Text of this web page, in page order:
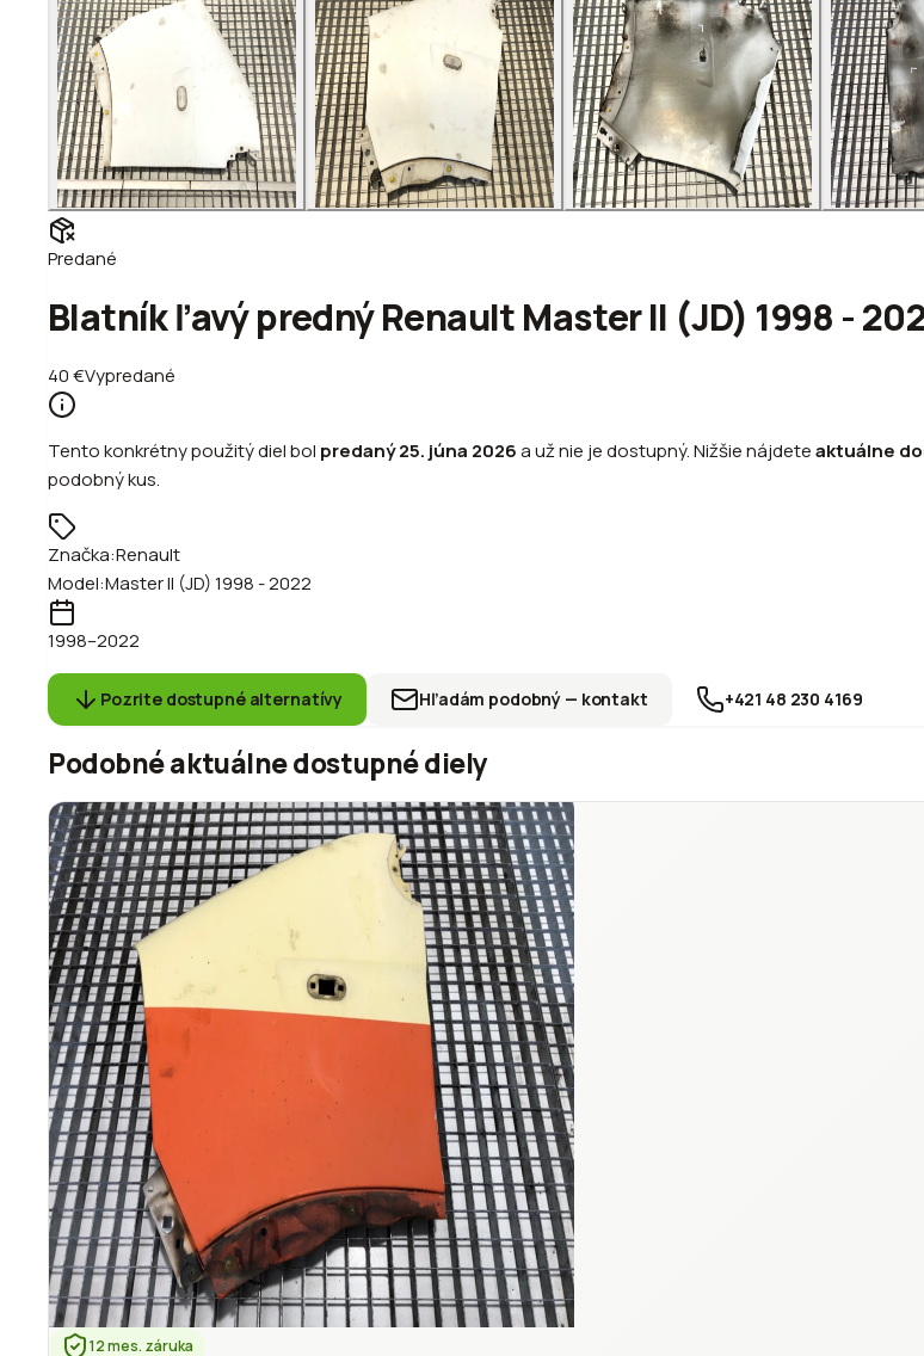
Predané
Blatník ľavý predný Renault Master II (JD) 1998 -
40€Vypredané
Tento konkrétny použitý diel bol predaný25. júna 2026a už nie je dostupný. Nižšie nájdeteaktuálne
podobný kus.
Značka:Renault
Model:Master II (JD) 1998 - 2022
1998–2022
Pozrite dostupné alternatívy Hľadám podobný — kontakt +421 48 230 4169
Podobné aktuálne dostupné diely
12 mes. záruka